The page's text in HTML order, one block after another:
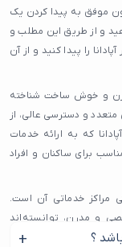
موفق به پیدا کردن یک
و از طریق این مطلب و
را پیدا کنید و از آن
و خوش ساخت شناخته
و دسترسی عالی، از
که به ارائه خدمات
برای ساکنان و افراد
مراکز خدماتی آن است.
و مدرن، توانسته‌اند
بهترین گزینه‌ها برای
؟